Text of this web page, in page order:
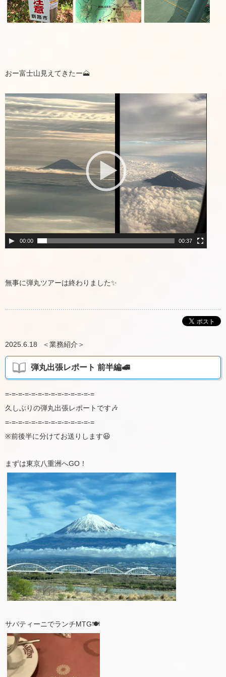
おー富士山見えてきたー🗻
動
画
プ
ヤ
ー
00:00 00:37
無事に弾丸ツアーは終わりました✨
2025.6.18 ＜業務紹介 ＞
弾丸出張レポート 前半編🚅
=-=-=-=-=-=-=-=-=-=-=-=-=-=
久しぶりの弾丸出張レポートです🎶
=-=-=-=-=-=-=-=-=-=-=-=-=-=
※前後半に分けてお送りします😆
まずは東京八重洲へGO！
サバティーニでランチMTG🍽️